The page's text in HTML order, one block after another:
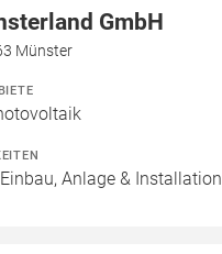
GmbH
Münster
Anlage & Installation